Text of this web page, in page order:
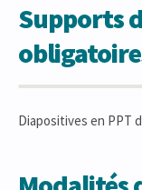
Supports
Diapositives en PPT